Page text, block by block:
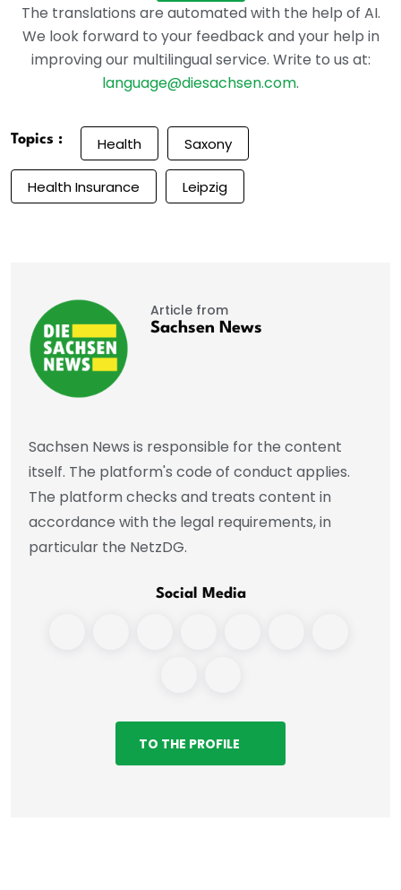
The translations are automated with the help of AI.
We look forward to your feedback and your help in
improving our multilingual service. Write to us at:
language@diesachsen.com.
Topics : Health Saxony
Health Insurance Leipzig
Article from
Sachsen News
Sachsen News is responsible for the content
itself. The platform's code of conduct applies.
The platform checks and treats content in
accordance with the legal requirements, in
particular the NetzDG.
Social Media
TO THE PROFILE